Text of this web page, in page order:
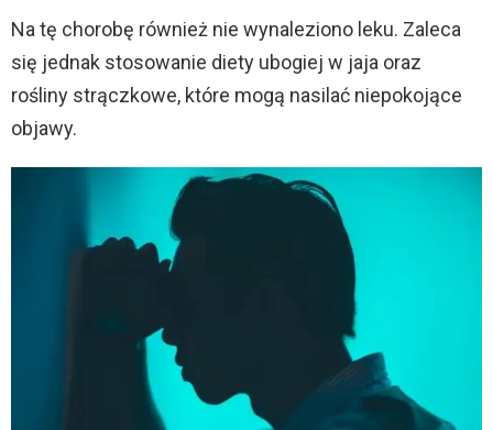
Na tę chorobę również nie wynaleziono leku. Zaleca
się jednak stosowanie diety ubogiej w jaja oraz
rośliny strączkowe, które mogą nasilać niepokojące
objawy.